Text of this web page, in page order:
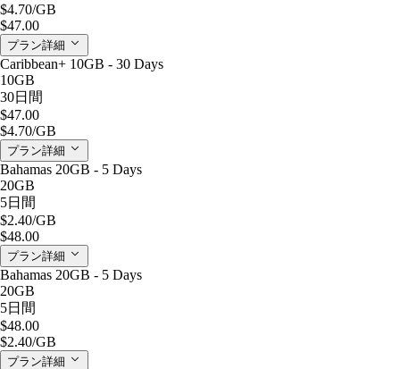
$4.70/GB
$47.00
プラン詳細
Caribbean+ 10GB - 30 Days
10GB
30日間
$47.00
$4.70/GB
プラン詳細
Bahamas 20GB - 5 Days
20GB
5日間
$2.40/GB
$48.00
プラン詳細
Bahamas 20GB - 5 Days
20GB
5日間
$48.00
$2.40/GB
プラン詳細